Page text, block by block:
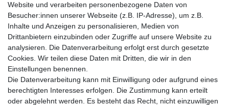
Newsletter
E-MAIL **
Newsletter
Honig
Hiermit bestätige ich, dass ich die
Einwilligung kann ich jederzeit widerrufen.**
Website und verarbeiten personenbezogene Daten von
Besucher:innen unserer Webseite (z.B. IP-Adresse), um z.B.
Inhalte und Anzeigen zu personalisieren, Medien von
Drittanbietern einzubinden oder Zugriffe auf unsere Website zu
analysieren. Die Datenverarbeitung erfolgt erst durch gesetzte
Cookies. Wir teilen diese Daten mit Dritten, die wir in den
Einstellungen benennen.
Die Datenverarbeitung kann mit Einwilligung oder aufgrund eines
berechtigten Interesses erfolgen. Die Zustimmung kann erteilt
oder abgelehnt werden. Es besteht das Recht, nicht einzuwilligen